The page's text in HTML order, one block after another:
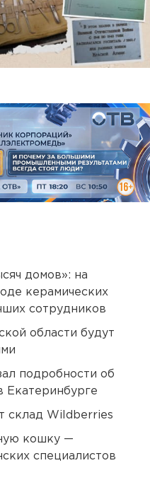
домов»: на
керамических
сотрудников
области будут
подробности об
Екатеринбурге
склад Wildberries
кошку —
специалистов